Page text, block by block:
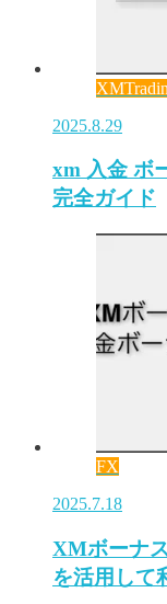
2025.8.29
xm 入金 ボ
完全ガイド
FX
2025.7.18
XMボーナ
を活用して